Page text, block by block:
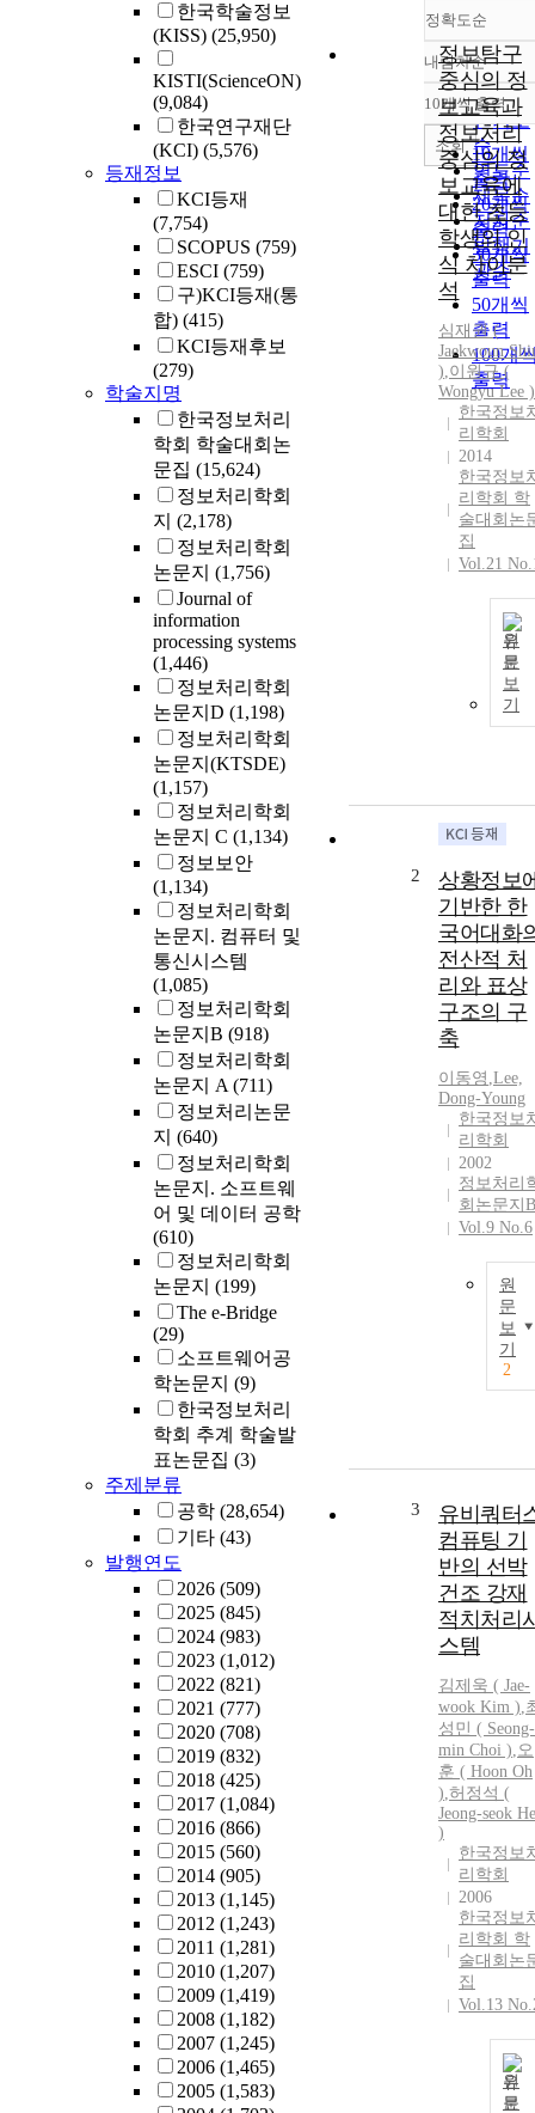
한국학술정보
(KISS) (25,950)
KISTI(ScienceON)
(9,084)
한국연구재단
(KCI) (5,576)
등재정보
KCI등재
(7,754)
SCOPUS (759)
ESCI (759)
구)KCI등재(통
합) (415)
KCI등재후보
(279)
학술지명
한국정보처리
학회 학술대회논
문집 (15,624)
정보처리학회
지 (2,178)
정보처리학회
논문지 (1,756)
Journal of
information
processing systems
(1,446)
정보처리학회
논문지D (1,198)
정보처리학회
논문지(KTSDE)
(1,157)
정보처리학회
논문지 C (1,134)
정보보안
(1,134)
정보처리학회
논문지. 컴퓨터 및
통신시스템
(1,085)
정보처리학회
논문지B (918)
정보처리학회
논문지 A(711)
정보처리논문
지 (640)
정보처리학회
논문지. 소프트웨
어 및 데이터 공학
(610)
정보처리학회
논문지 (199)
The e-Bridge
(29)
소프트웨어공
학논문지 (9)
한국정보처리
학회 추계 학술발
표논문집 (3)
주제분류
공학 (28,654)
기타 (43)
발행연도
2026 (509)
2025 (845)
2024 (983)
2023 (1,012)
2022 (821)
2021 (777)
2020 (708)
2019 (832)
2018 (425)
2017 (1,084)
2016 (866)
2015 (560)
2014 (905)
2013 (1,145)
2012 (1,243)
2011 (1,281)
2010 (1,207)
2009 (1,419)
2008 (1,182)
2007 (1,245)
2006 (1,465)
2005 (1,583)
정확도순
정확도
순
인기도
순
연도순
제목순
저자순
발행기
관순
내림차순
내림차
10개씩 출력
10개씩
출력
20개씩
출력
30개씩
출력
50개씩
출력
100개
출력
조회
정보탐구
중심의 정
보교육과
정보처리
중심의 정
보교육에
대한 초등
학생의 인
식 차이분
석
심재권 (
Jaekwoun
),이원규 (
Wongyu Lee )
한국정보
리학회
2014
한국정보
리학회 학
술대회논
집
Vol.21
원
문
보
기
2
상황정보
기반한 한
국어대화
전산적 처
리와 표상
구조의 구
축
이동영 ,Lee,
Dong-Young
한국정보
리학회
2002
정보처리
회논문지B
Vol.9 No.6
원
문
보
기
2
3
유비쿼터
컴퓨팅 기
반의 선박
건조 강재
적치처리
스템
김제욱 ( Jae-
wook Kim ),
성민 ( Seong-
min Choi ),오
훈 ( Hoon Oh
),허정석 (
Jeong-seok
)
한국정보
리학회
2006
한국정보
리학회 학
술대회논
집
Vol.13
원
문